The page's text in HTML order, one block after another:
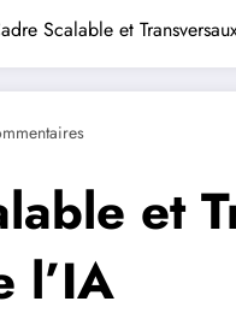
Scalable et
et
l’IA